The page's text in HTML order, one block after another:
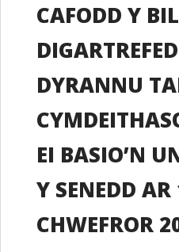
CAFODD Y BIL
DYRANNU
EI BASIO’N
Y SENEDD AR
CHWEFROR